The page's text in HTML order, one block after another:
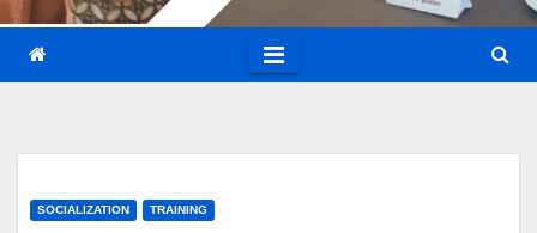
SOCIALIZATION TRAINING